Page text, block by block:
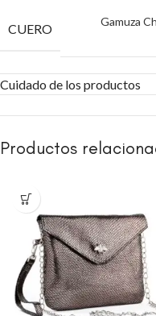
CUERO Gamuza
Cuidado de los productos
Productos